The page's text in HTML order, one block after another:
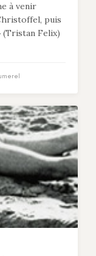
à venir
puis
(Tristan Felix)